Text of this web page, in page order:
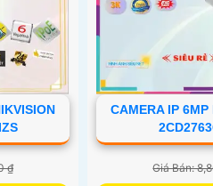
₫
CAMERA IP
Giá Bán: